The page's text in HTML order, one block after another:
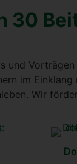
30
und
im
Wir